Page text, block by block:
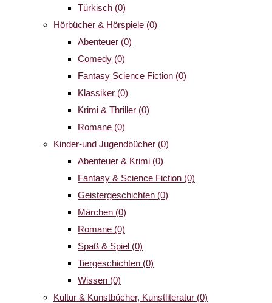
Türkisch (0)
Hörbücher & Hörspiele (0)
Abenteuer (0)
Comedy (0)
Fantasy Science Fiction (0)
Klassiker (0)
Krimi & Thriller (0)
Romane (0)
Kinder-und Jugendbücher (0)
Abenteuer & Krimi (0)
Fantasy & Science Fiction (0)
Geistergeschichten (0)
Märchen (0)
Romane (0)
Spaß & Spiel (0)
Tiergeschichten (0)
Wissen (0)
Kultur & Kunstbücher, Kunstliteratur (0)